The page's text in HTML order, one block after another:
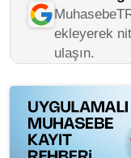
ekleyerek
ulaşın.